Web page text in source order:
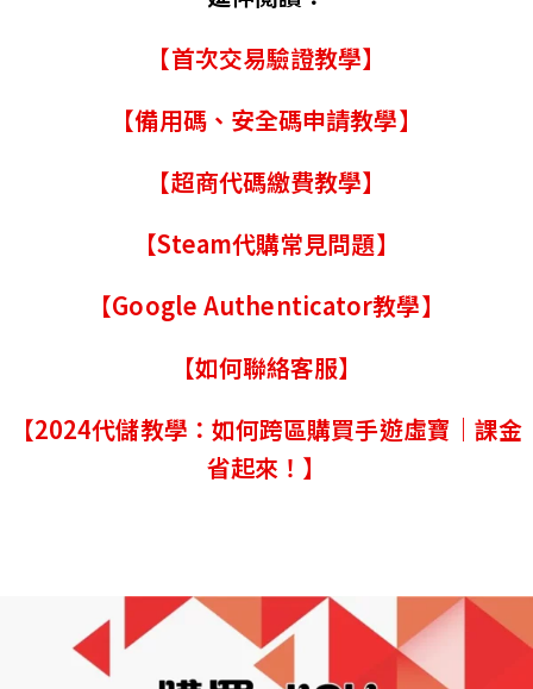
【首次交易驗證教學】
【備用碼、安全碼申請教學】
【超商代碼繳費教學】
【Steam代購常見問題】
【Google Authenticator教學】
【如何聯絡客服】
【2024代儲教學：如何跨區購買手遊虛寶｜課金
省起來！】